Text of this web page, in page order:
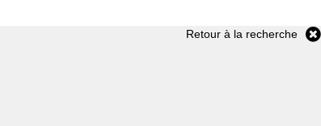
Retour à la recherche